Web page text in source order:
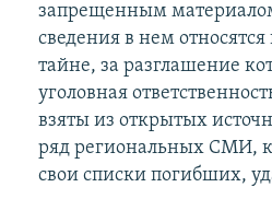
запрещенным
сведения в нем относятся
тайне, за разглашение
уголовная
взяты из открытых
ряд региональных СМИ,
свои списки погибших,